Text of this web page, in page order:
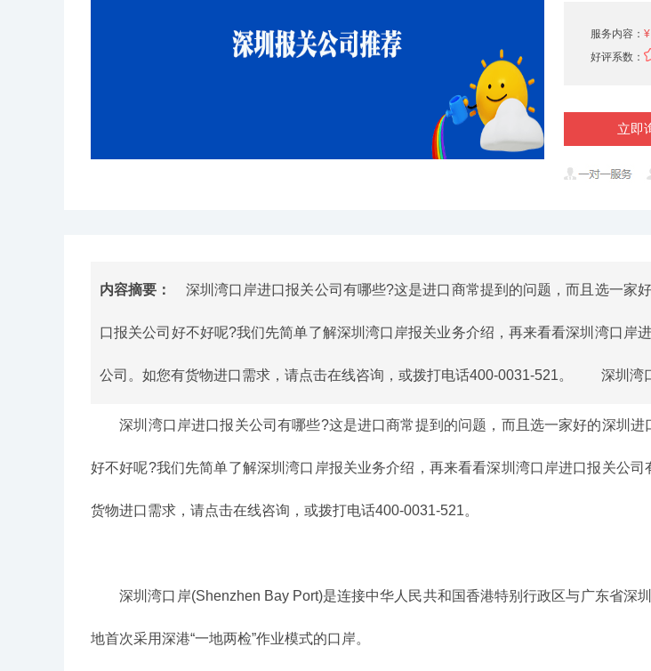
服务内容： ¥
好评系数：
立即
内容摘要： 深圳湾口岸进口报关公司有哪些?这是进口商常提到的问题，而且选一家
口报关公司好不好呢?我们先简单了解深圳湾口岸报关业务介绍，再来看看深圳湾口岸
公司。如您有货物进口需求，请点击在线咨询，或拨打电话400-0031-521。 深圳湾
深圳湾口岸进口报关公司有哪些?这是进口商常提到的问题，而且选一家好的深圳进
好不好呢?我们先简单了解深圳湾口岸报关业务介绍，再来看看深圳湾口岸进口报关公
货物进口需求，请点击在线咨询，或拨打电话400-0031-521。
深圳湾口岸(Shenzhen Bay Port)是连接中华人民共和国香港特别行政区与广东省深
地首次采用深港“一地两检”作业模式的口岸。